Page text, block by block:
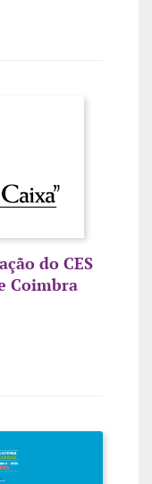
do CES
Coimbra